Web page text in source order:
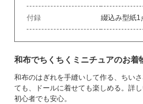
付録 綴込み型紙1
和布でちくちくミニチュアのお着
和布のはぎれを手縫いして作る、ちい
ても、ドールに着せても楽しめる。詳
初心者でも安心。